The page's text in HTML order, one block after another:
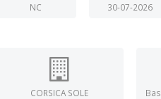
NC 30-07-2026
CORSICA SOLE